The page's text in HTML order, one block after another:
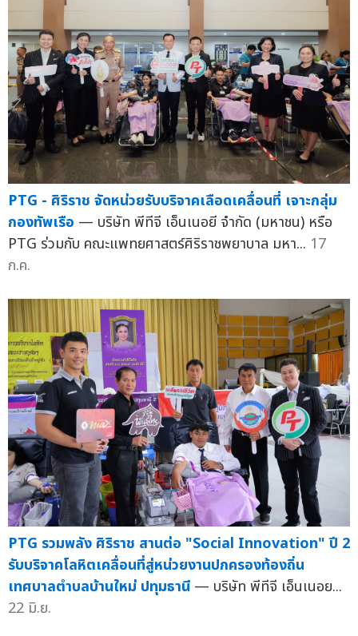
PTG - ศิริราช จัดหน่วยรับบริจาคเลือดเคลื่อนที่ เจาะกลุ่ม
กองทัพเรือ — บริษัท พีทีจี เอ็นเนอยี จำกัด (มหาชน) หรือ
PTG ร่วมกับ คณะแพทยศาสตร์ศิริราชพยาบาล มหา... 17
ก.ค.
PTG รวมพลัง ศิริราช สานต่อ "Social Innovation" ปี 2
รับบริจาคโลหิตเคลื่อนที่สู่หน่วยงานปกครองท้องถิ่น
เทศบาลตำบลบ้านใหม่ ปทุมธานี — บริษัท พีทีจี เอ็นเนอย...
22 มิ.ย.